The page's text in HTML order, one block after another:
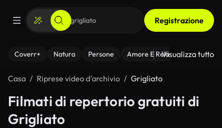
Registrazione
Coverr+ Natura Persone Amore E Relazioni Il
Visualizza tutto
Casa Riprese video d’archivio Grigliato
Filmati di repertorio gratuiti di
Grigliato